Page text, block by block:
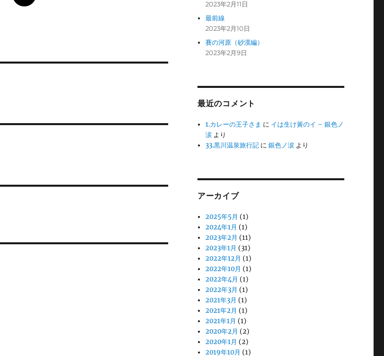
2023年2月11日
最前線
2023年2月10日
賽の河原（砂漠編）
2023年2月9日
最近のコメント
1.カレーの王子さま に イは生け簀のイ – 銀色ノ
涙 より
33.黒川温泉旅行記 に銀色ノ涙 より
アーカイブ
2025年5月 (1)
2024年1月 (1)
2023年2月 (11)
2023年1月 (31)
2022年12月 (1)
2022年10月 (1)
2022年4月 (1)
2022年3月 (1)
2021年3月 (1)
2021年2月 (1)
2021年1月 (1)
2020年2月 (2)
2020年1月 (2)
2019年10月 (1)